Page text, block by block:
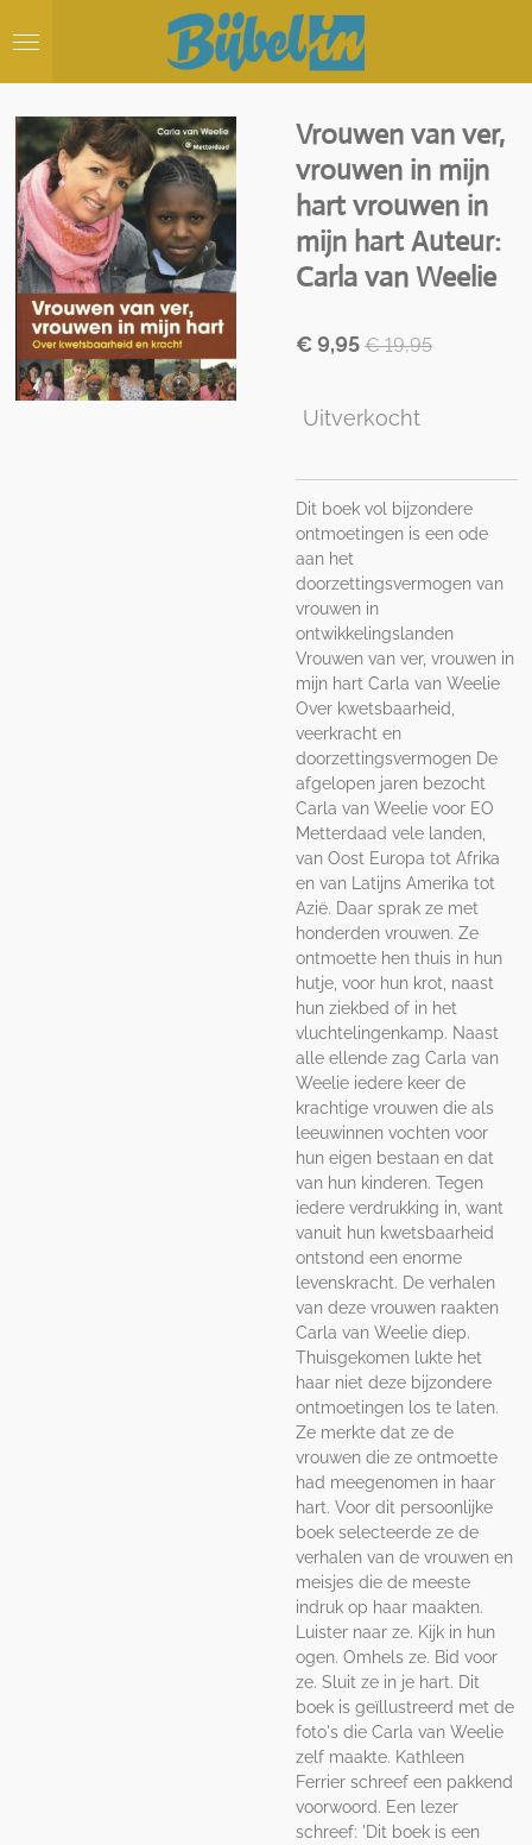
direct
hoofdinhoud
Vrouwen van ver,
vrouwen in mijn
hart vrouwen in
mijn hart Auteur:
Carla van Weelie
€ 9,95 € 19,95
Uitverkocht
Dit boek vol bijzondere
ontmoetingen is een ode
aan het
doorzettingsvermogen van
vrouwen in
ontwikkelingslanden
Vrouwen van ver, vrouwen in
mijn hart Carla van Weelie
Over kwetsbaarheid,
veerkracht en
doorzettingsvermogen De
afgelopen jaren bezocht
Carla van Weelie voor EO
Metterdaad vele landen,
van Oost Europa tot Afrika
en van Latijns Amerika tot
Azië. Daar sprak ze met
honderden vrouwen. Ze
ontmoette hen thuis in hun
hutje, voor hun krot, naast
hun ziekbed of in het
vluchtelingenkamp. Naast
alle ellende zag Carla van
Weelie iedere keer de
krachtige vrouwen die als
leeuwinnen vochten voor
hun eigen bestaan en dat
van hun kinderen. Tegen
iedere verdrukking in, want
vanuit hun kwetsbaarheid
ontstond een enorme
levenskracht. De verhalen
van deze vrouwen raakten
Carla van Weelie diep.
Thuisgekomen lukte het
haar niet deze bijzondere
ontmoetingen los te laten.
Ze merkte dat ze de
vrouwen die ze ontmoette
had meegenomen in haar
hart. Voor dit persoonlijke
boek selecteerde ze de
verhalen van de vrouwen en
meisjes die de meeste
indruk op haar maakten.
Luister naar ze. Kijk in hun
ogen. Omhels ze. Bid voor
ze. Sluit ze in je hart. Dit
boek is geïllustreerd met de
foto's die Carla van Weelie
zelf maakte. Kathleen
Ferrier schreef een pakkend
voorwoord. Een lezer
schreef: 'Dit boek is een